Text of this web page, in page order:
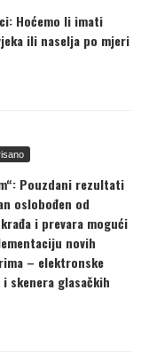
Hoćemo li imati
ili naselja po mjeri
Pouzdani rezultati
oslobođen od
i prevara mogući
novih
– elektronske
skenera glasačkih